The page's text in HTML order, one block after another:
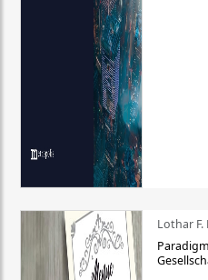
Lothar